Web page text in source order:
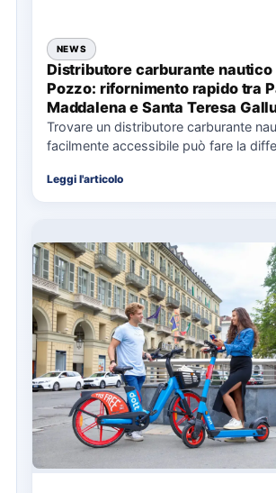
NEWS
Distributore carburante nautico
Pozzo: rifornimento rapido tra
Maddalena e Santa Teresa
Trovare un distributore carburante
facilmente accessibile può fare la
soprattutto…
Leggi l'articolo